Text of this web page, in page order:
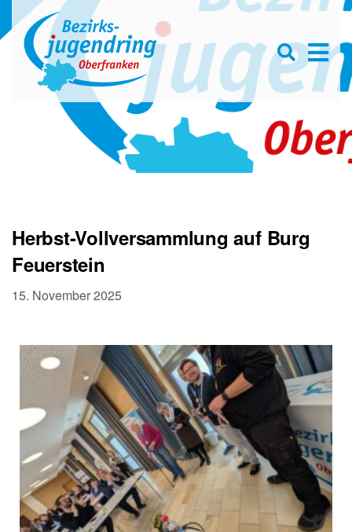
×
Open
box
Herbst-Vollversammlung auf Burg
Feuerstein
15. November 2025